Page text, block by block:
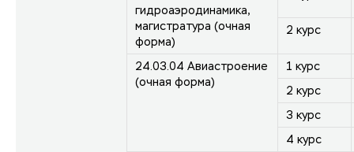
гидроаэродинамика,
магистратура (очная
форма)
2 курс
24.03.04 Авиастроение
(очная форма)
1 курс
2 курс
3 курс
4 курс